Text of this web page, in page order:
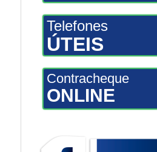
Telefones
ÚTEIS
Contracheque
ONLINE